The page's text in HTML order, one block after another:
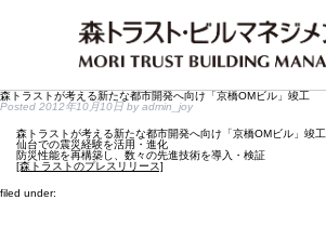
森トラストが考える新たな都市開発へ向け「京橋OMビル」竣工
Posted 2012年10月10日 by admin_joy
森トラストが考える新たな都市開発へ向け「京橋OMビル」竣工
仙台での震災経験を活用・進化
防災性能を再構築し、数々の先進技術を導入・検証
[森トラストのプレスリリース]
filed under: